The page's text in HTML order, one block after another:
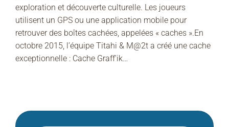
exploration et découverte culturelle. Les joueurs
utilisent un GPS ou une application mobile pour
retrouver des boîtes cachées, appelées « caches ».En
octobre 2015, l’équipe Titahi & M@2t a créé une cache
exceptionnelle : Cache Graff'ik…